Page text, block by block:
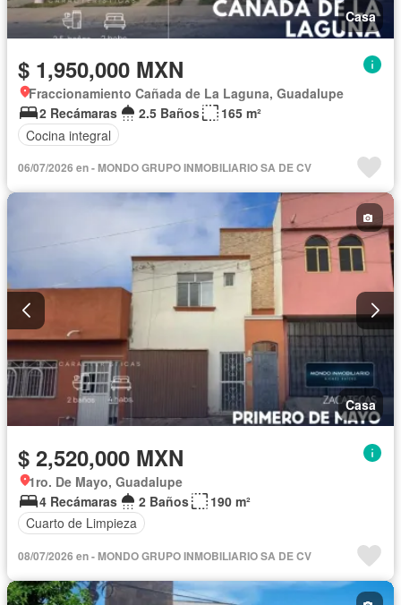
Casa
$ 1,950,000 MXN
Fraccionamiento Cañada de La Laguna, Guadalupe
2 Recámaras
2.5 Baños
165 m²
Cocina integral
06/07/2026 en - MONDO GRUPO INMOBILIARIO SA DE CV
Casa
$ 2,520,000 MXN
1ro. De Mayo, Guadalupe
4 Recámaras
2 Baños
190 m²
Cuarto de Limpieza
08/07/2026 en - MONDO GRUPO INMOBILIARIO SA DE CV